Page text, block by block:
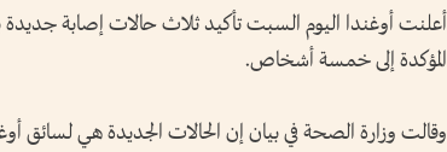
أعلنت أوغندا ‌اليوم ​السبت تأكيد ثلاث حالات إصابة جديدة
المؤكدة إلى خمسة ‌أشخاص.
وقالت وزارة الصحة في ‌بيان إن الحالات ‌الجديدة هي